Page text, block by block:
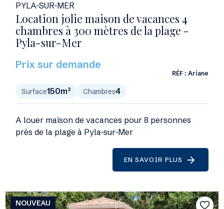
PYLA-SUR-MER
Location jolie maison de vacances 4
chambres à 300 mètres de la plage -
Pyla-sur-Mer
Prix sur demande
RÉF : Ariane
Surface150m² Chambres4
A louer maison de vacances pour 8 personnes
près de la plage à Pyla-sur-Mer
EN SAVOIR PLUS
NOUVEAU